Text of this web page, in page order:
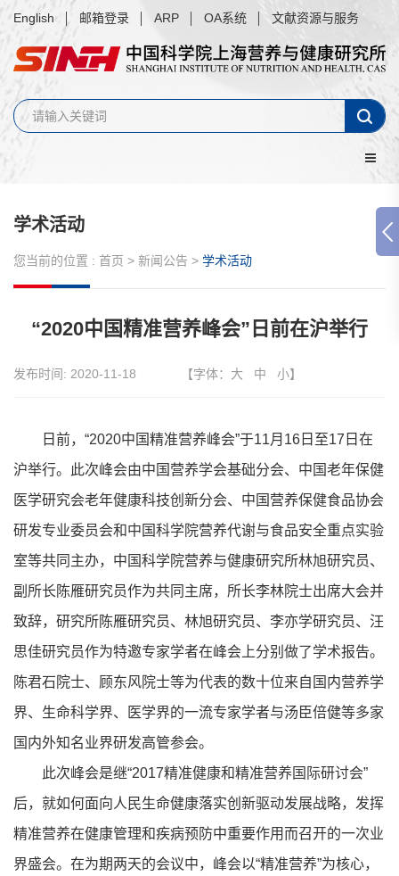
English 邮箱登录 ARP OA系统 文献资源与服务
学术活动
您当前的位置 : 首页 > 新闻公告 > 学术活动
“2020中国精准营养峰会”日前在沪举行
发布时间: 2020-11-18 【字体： 大 中 小】
日前，“2020中国精准营养峰会”于11月16日至17日在
沪举行。此次峰会由中国营养学会基础分会、中国老年保健
医学研究会老年健康科技创新分会、中国营养保健食品协会
研发专业委员会和中国科学院营养代谢与食品安全重点实验
室等共同主办，中国科学院营养与健康研究所林旭研究员、
副所长陈雁研究员作为共同主席，所长李林院士出席大会并
致辞，研究所陈雁研究员、林旭研究员、李亦学研究员、汪
思佳研究员作为特邀专家学者在峰会上分别做了学术报告。
陈君石院士、顾东风院士等为代表的数十位来自国内营养学
界、生命科学界、医学界的一流专家学者与汤臣倍健等多家
国内外知名业界研发高管参会。
此次峰会是继“2017精准健康和精准营养国际研讨会”
后，就如何面向人民生命健康落实创新驱动发展战略，发挥
精准营养在健康管理和疾病预防中重要作用而召开的一次业
界盛会。在为期两天的会议中，峰会以“精准营养”为核心，